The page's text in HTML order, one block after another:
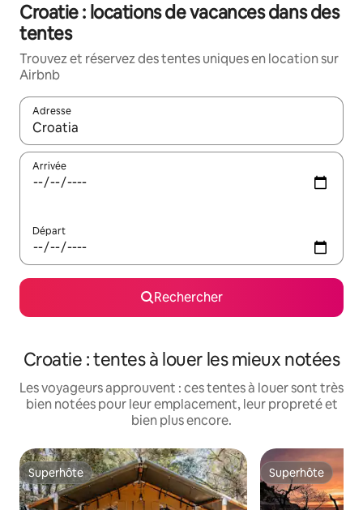
Croatie : locations de vacances dans des
tentes
Trouvez et réservez des tentes uniques en location sur
Airbnb
Adresse
Lorsque les résultats s'affichent, utilisez les flèches vers le
Arrivée
Départ
Rechercher
Croatie : tentes à louer les mieux notées
Les voyageurs approuvent : ces tentes à louer sont très
bien notées pour leur emplacement, leur propreté et
bien plus encore.
Superhôte
Superhôte Superhôte
Superhôte